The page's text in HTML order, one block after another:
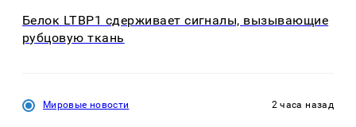
Белок LTBP1 сдерживает сигналы, вызывающие
рубцовую ткань
Мировые новости 2 часа назад